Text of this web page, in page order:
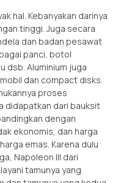
hal. Kebanyakan darinya
tinggi. Juga secara
dan badan pesawat
panci, botol
dsb. Aluminium juga
dan compact disks.
proses
didapatkan dari bauksit
dengan
ekonomis, dan harga
emas. Karena dulu
Napoleon III dari
tamunya yang